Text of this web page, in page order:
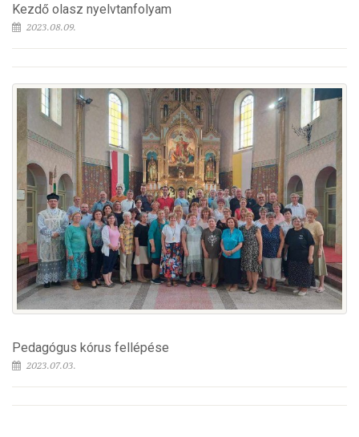
Kezdő olasz nyelvtanfolyam
2023.08.09.
Pedagógus kórus fellépése
2023.07.03.